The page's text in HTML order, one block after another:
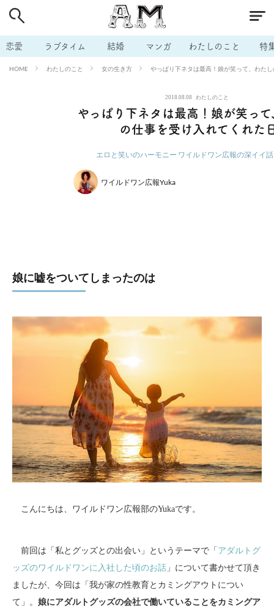
恋愛 ラブタイム 結婚 マンガ わたしのこと 特
HOME わたしのこと 女の生き方 やっぱり下ネタは最高！娘が笑って、わた
2018.08.08 わたしのこと
やっぱり下ネタは最高！娘が笑っ
の仕事を受け入れてくれた
エロと笑いのハーモニー ワイルドワン広報の深イイ話
ワイルドワン広報Yuka
娘に嘘をついてしまったのは
こんにちは、ワイルドワン広報部のYukaです。
前回は「私とグッズとの出会い」というテーマで「 アダルトグ
ッズのワイルドワンに入社した頃のお話 」について書かせて頂き
ましたが、今回は「我が家の性教育とカミングアウトについ
て」。 娘にアダルトグッズの会社で働いていることをカミングア
# 男の本音 # セフレ # 不倫
# 出会う方法 # マッチングアプリ # ラブグッズ # 体の相